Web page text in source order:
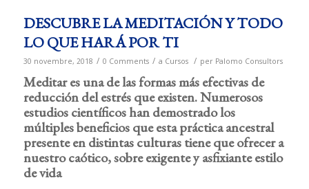
DESCUBRE LA MEDITACIÓN Y TODO
LO QUE HARÁ POR TI
30 novembre, 2018 / 0 Comments / a Cursos / per Palomo Consultors
Meditar es una de las formas más efectivas de
reducción del estrés que existen. Numerosos
estudios científicos han demostrado los
múltiples beneficios que esta práctica ancestral
presente en distintas culturas tiene que ofrecer a
nuestro caótico, sobre exigente y asfixiante estilo
de vida